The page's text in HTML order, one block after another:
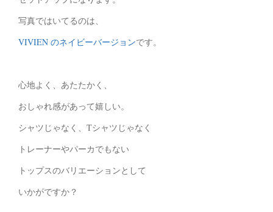
写真ではいてるのは、
VIVIEN のネイビーバージョンです。
心地よく、あたたかく、
おしゃれ感があって嬉しい。
シャツじゃなく、Tシャツじゃなく
トレーナーやパーカでもない
トップスのバリエーションとして
いかがですか？